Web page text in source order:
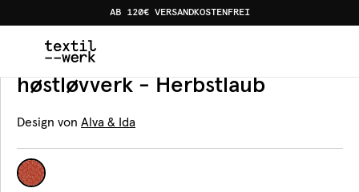
AB 120€ VERSANDKOSTENFREI
Produkte Tischsets høstløvverk - Herbstlaub
Tischset
høstløvverk - Herbstlaub
Design von Alva & Ida